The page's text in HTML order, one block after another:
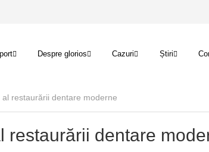
Despre glorios Cazuri Știri
restaurării dentare moderne
restaurării dentare